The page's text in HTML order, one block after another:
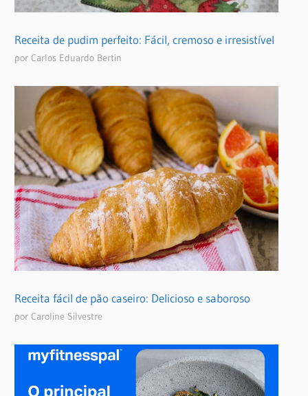
Receita de pudim perfeito: Fácil, cremoso e irresistível
por Carlos Eduardo Bertin
Receita fácil de pão caseiro: Delicioso e saboroso
por Caroline Silvestre